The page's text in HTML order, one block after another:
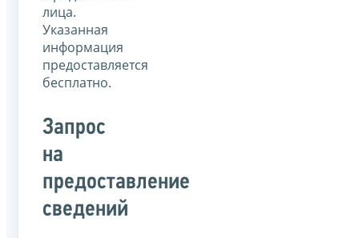
лица.
Указанная
информация
предоставляется
бесплатно.
Запрос
на
предоставление
сведений